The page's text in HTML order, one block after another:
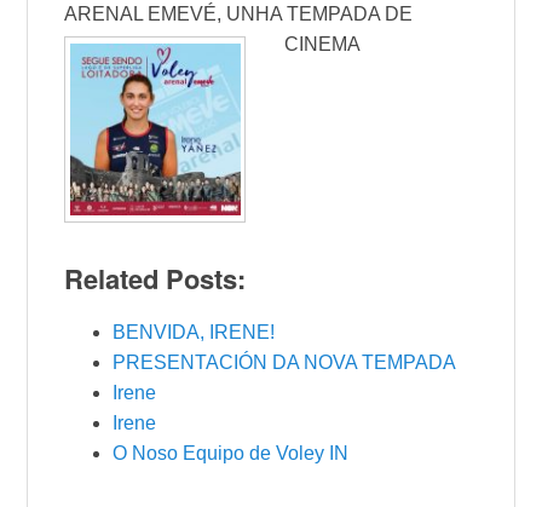
ARENAL EMEVÉ, UNHA TEMPADA DE
CINEMA
Related Posts:
BENVIDA, IRENE!
PRESENTACIÓN DA NOVA TEMPADA
Irene
Irene
O Noso Equipo de Voley IN